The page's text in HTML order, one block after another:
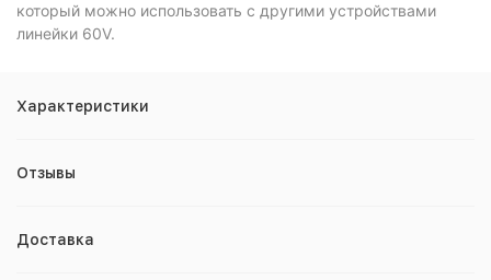
который можно использовать с другими устройствами
линейки 60V.
Характеристики
Отзывы
Доставка